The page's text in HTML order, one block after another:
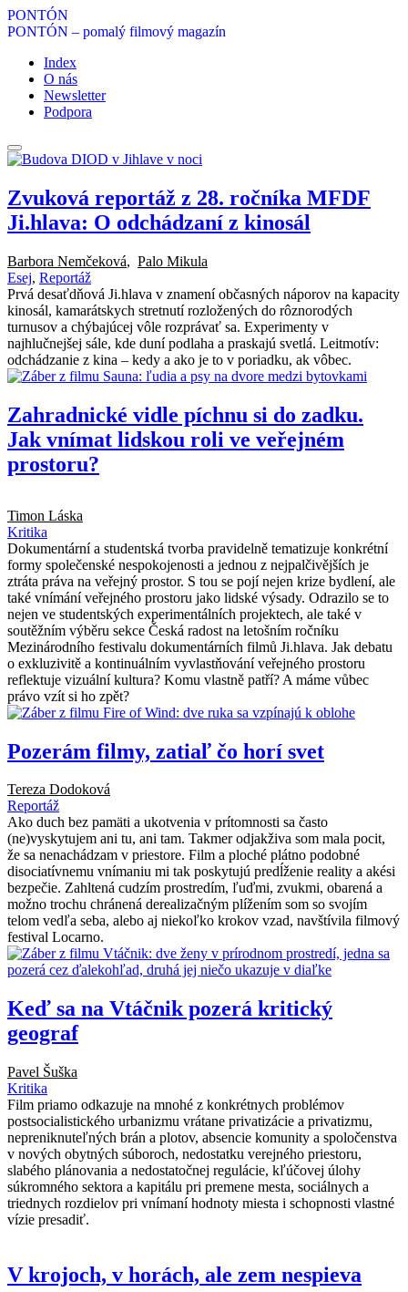
PONTÓN
PONTÓN – pomalý filmový magazín
Index
O nás
Newsletter
Podpora
Zvuková reportáž z 28. ročníka MFDF
Ji.hlava: O odchádzaní z kinosál
Barbora Nemčeková, Palo Mikula
Esej, Reportáž
Prvá desaťdňová Ji.hlava v znamení občasných náporov na kapacity
kinosál, kamarátskych stretnutí rozložených do rôznorodých
turnusov a chýbajúcej vôle rozprávať sa. Experimenty v
najhlučnejšej sále, kde duní podlaha a praskajú svetlá. Leitmotív:
odchádzanie z kina – kedy a ako je to v poriadku, ak vôbec.
Zahradnické vidle píchnu si do zadku.
Jak vnímat lidskou roli ve veřejném
prostoru?
Timon Láska
Kritika
Dokumentární a studentská tvorba pravidelně tematizuje konkrétní
formy společenské nespokojenosti a jednou z nejpalčivějších je
ztráta práva na veřejný prostor. S tou se pojí nejen krize bydlení, ale
také vnímání veřejného prostoru jako lidské výsady. Odrazilo se to
nejen ve studentských experimentálních projektech, ale také v
soutěžním výběru sekce Česká radost na letošním ročníku
Mezinárodního festivalu dokumentárních filmů Ji.hlava. Jak debatu
o exkluzivitě a kontinuálním vyvlastňování veřejného prostoru
reflektuje vizuální kultura? Komu vlastně patří? A máme vůbec
právo vzít si ho zpět?
Pozerám filmy, zatiaľ čo horí svet
Tereza Dodoková
Reportáž
Ako duch bez pamäti a ukotvenia v prítomnosti sa často
(ne)vyskytujem ani tu, ani tam. Takmer odjakživa som mala pocit,
že sa nenachádzam v priestore. Film a ploché plátno podobné
disociatívnemu vnímaniu mi tak poskytujú predĺženie reality a akési
bezpečie. Zahltená cudzím prostredím, ľuďmi, zvukmi, obarená a
možno trochu chránená derealizačným plížením som so svojím
telom vedľa seba, alebo aj niekoľko krokov vzad, navštívila filmový
festival Locarno.
Keď sa na Vtáčnik pozerá kritický
geograf
Pavel Šuška
Kritika
Film priamo odkazuje na mnohé z konkrétnych problémov
postsocialistického urbanizmu vrátane privatizácie a privatizmu,
nepreniknuteľných brán a plotov, absencie komunity a spoločenstva
v nových obytných súboroch, nedostatku verejného priestoru,
slabého plánovania a nedostatočnej regulácie, kľúčovej úlohy
súkromného sektora a kapitálu pri premene mesta, sociálnych a
triednych rozdielov pri vnímaní hodnoty miesta i schopnosti vlastné
vízie presadiť.
V krojoch, v horách, ale zem nespieva